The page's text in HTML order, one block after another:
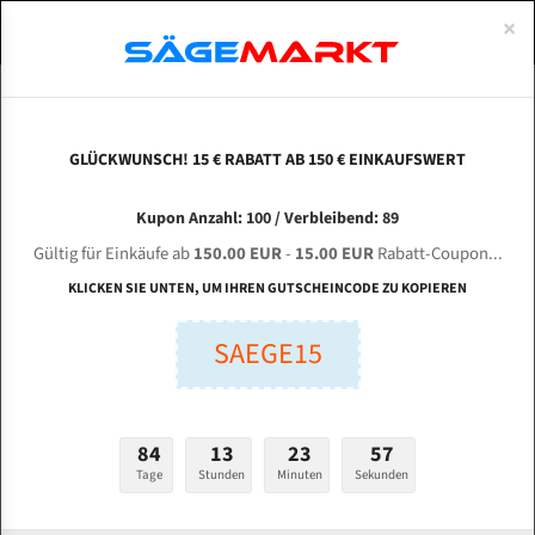
LEXAS LX - 460 AE für 4770 mm Bi-Metall
Bandsägeblätter
Länge (mm):
Stärken + Zahnteilung:
mm
ABOUTS
ENGLISH
Bi-Metall Meterware
Fleischerei Bandsägeblätter
Bandmesser Glatt Meterware
Konvex Meterware
×
GLÜCKWUNSCH! 15 € RABATT AB 150 € EINKAUFSWERT
Kupon Anzahl: 100 / Verbleibend: 89
Gültig für Einkäufe ab150.00 EUR- 15.00 EURRabatt-Coupon...
KLICKEN SIE UNTEN, UM IHREN GUTSCHEINCODE ZU KOPIEREN
SAEGE15
84
Tage
13
Stunden
23
Minuten
56
Sekunden